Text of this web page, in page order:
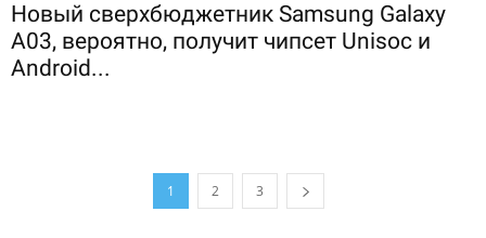
Новый сверхбюджетник Samsung Galaxy
A03, вероятно, получит чипсет Unisoc и
Android...
1 2 3